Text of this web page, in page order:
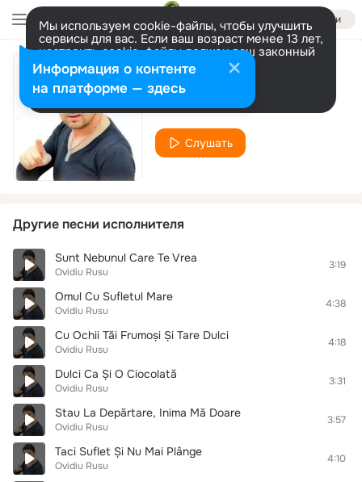
Войти
Мы используем cookie-файлы, чтобы улучшить
сервисы для вас. Если ваш возраст менее 13 лет,
настроить cookie-файлы должен ваш законный
представитель. Больше информации
Разрешить все Настроить
Ovidiu Rusu
Слушать
Другие песни исполнителя
Sunt Nebunul Care Te Vrea
Ovidiu Rusu
3:19
Omul Cu Sufletul Mare
Ovidiu Rusu
4:38
Cu Ochii Tăi Frumoși Și Tare Dulci
Ovidiu Rusu
4:18
Dulci Ca Și O Ciocolată
Ovidiu Rusu
3:31
Stau La Depărtare, Inima Mă Doare
Ovidiu Rusu
3:57
Taci Suflet Și Nu Mai Plânge
Ovidiu Rusu
4:10
Информация о контенте
на платформе — здесь